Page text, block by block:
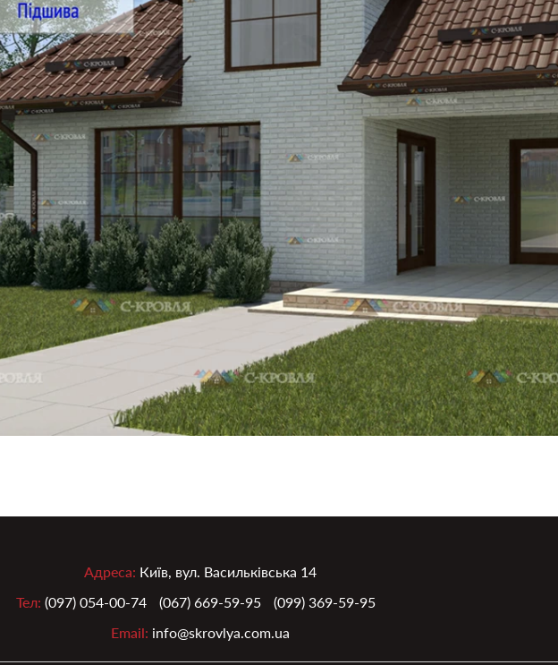
Адреса: Київ, вул. Васильківська 14
Тел: (097) 054-00-74 (067) 669-59-95
(099) 369-59-95
Email: info@skrovlya.com.ua